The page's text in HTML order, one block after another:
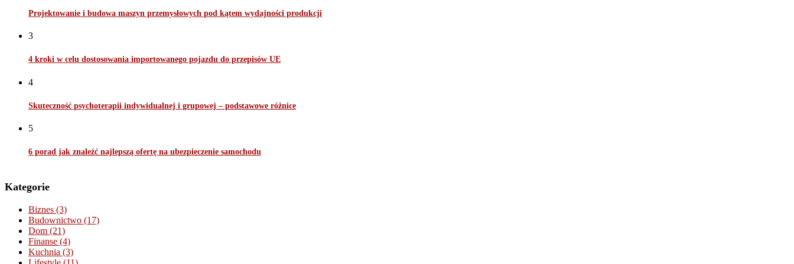
Projektowanie i budowa maszyn przemysłowych pod kątem wydajności produkcji
3
4 kroki w celu dostosowania importowanego pojazdu do przepisów UE
4
Skuteczność psychoterapii indywidualnej i grupowej – podstawowe różnice
5
6 porad jak znaleźć najlepszą ofertę na ubezpieczenie samochodu
Kategorie
Biznes (3)
Budownictwo (17)
Dom (21)
Finanse (4)
Kuchnia (3)